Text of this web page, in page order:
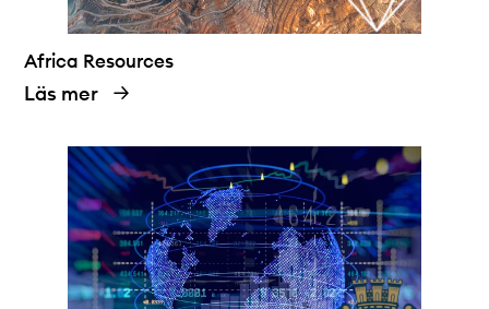
Africa Resources
Läs mer